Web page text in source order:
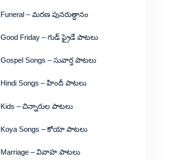
Funeral – మరణ పునరుత్దానం
Good Friday – గుడ్ ఫ్రైడే పాటలు
Gospel Songs – సువార్త పాటలు
Hindi Songs – హిందీ పాటలు
Kids – చిన్నారుల పాటలు
Koya Songs – కోయా పాటలు
Marriage – వివాహ పాటలు